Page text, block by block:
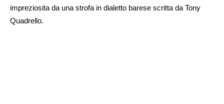
impreziosita da una strofa in dialetto barese scritta da Tony
Quadrello.